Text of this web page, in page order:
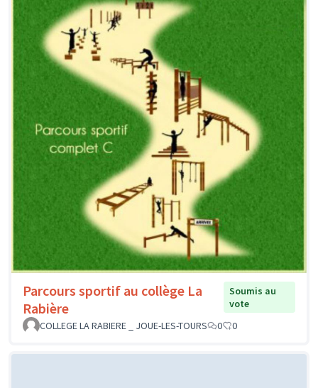
Parcours sportif au collège La
Rabière
Soumis au
vote
COLLEGE LA RABIERE _ JOUE-LES-TOURS
0 0